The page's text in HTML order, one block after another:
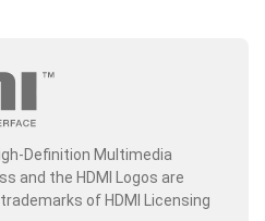
Definition Multimedia
and the HDMI Logos are
of HDMI Licensing